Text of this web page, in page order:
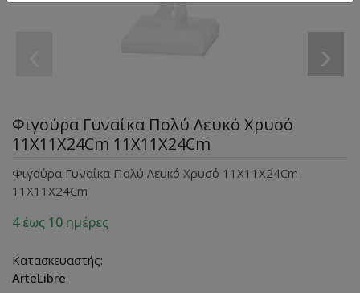
›
Φιγούρα Γυναίκα Πολύ Λευκό Χρυσό
11X11X24Cm 11X11X24Cm
Φιγούρα Γυναίκα Πολύ Λευκό Χρυσό 11X11X24Cm
11X11X24Cm
4 έως 10 ημέρες
Κατασκευαστής:
ArteLibre